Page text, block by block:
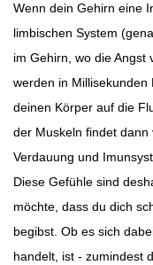
Wenn dein Gehirn eine
limbischen System
im Gehirn, wo die Angst
werden in
deinen Körper auf die
der Muskeln findet
Verdauung und
Diese Gefühle sind
möchte, dass du dich
begibst. Ob es sich
handelt, ist - zumindest